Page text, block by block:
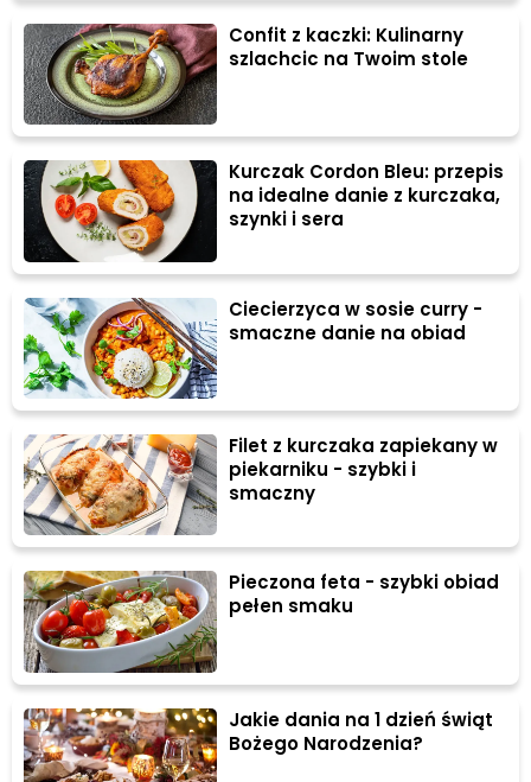
Confit z kaczki: Kulinarny
szlachcic na Twoim stole
Kurczak Cordon Bleu: przepis
na idealne danie z kurczaka,
szynki i sera
Ciecierzyca w sosie curry -
smaczne danie na obiad
Filet z kurczaka zapiekany w
piekarniku - szybki i
smaczny
Pieczona feta - szybki obiad
pełen smaku
Jakie dania na 1 dzień świąt
Bożego Narodzenia?